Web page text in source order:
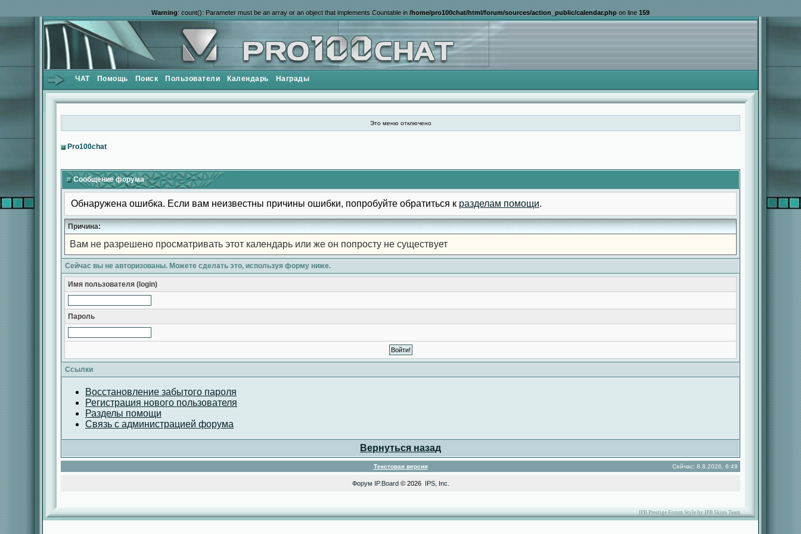
Warning: count(): Parameter must be an array or an object that implements Countable in/home/pro100chat/html/forum/sources/action_public/calendar.phpon line159
ЧАТ Помощь Поиск Пользователи Календарь Награды
Это меню отключено
Pro100chat
Сообщение форума
Обнаружена ошибка. Если вам неизвестны причины ошибки, попробуйте обратиться к разделам помощи.
Причина:
Вам не разрешено просматривать этот календарь или же он попросту не существует
Сейчас вы не авторизованы. Можете сделать это, используя форму ниже.
Имя пользователя (login)
Пароль
Ссылки
Восстановление забытого пароля
Регистрация нового пользователя
Разделы помощи
Связь с администрацией форума
Вернуться назад
Текстовая версия Сейчас: 8.8.2026, 6:49
Форум IP.Board© 2026 IPS, Inc
IPB Prestige Forum Style by IPB Skins Team